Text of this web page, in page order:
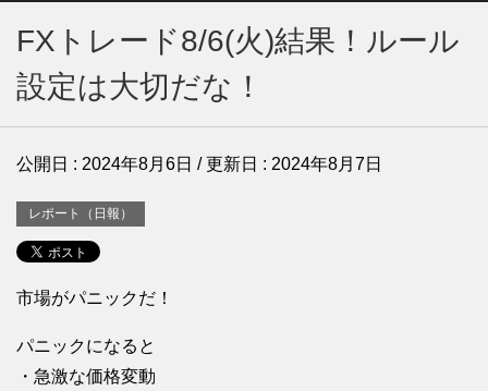
FXトレード8/6(火)結果！ルール
設定は大切だな！
公開日 : 2024年8月6日 / 更新日 : 2024年8月7日
レポート（日報）
市場がパニックだ！
パニックになると
・急激な価格変動